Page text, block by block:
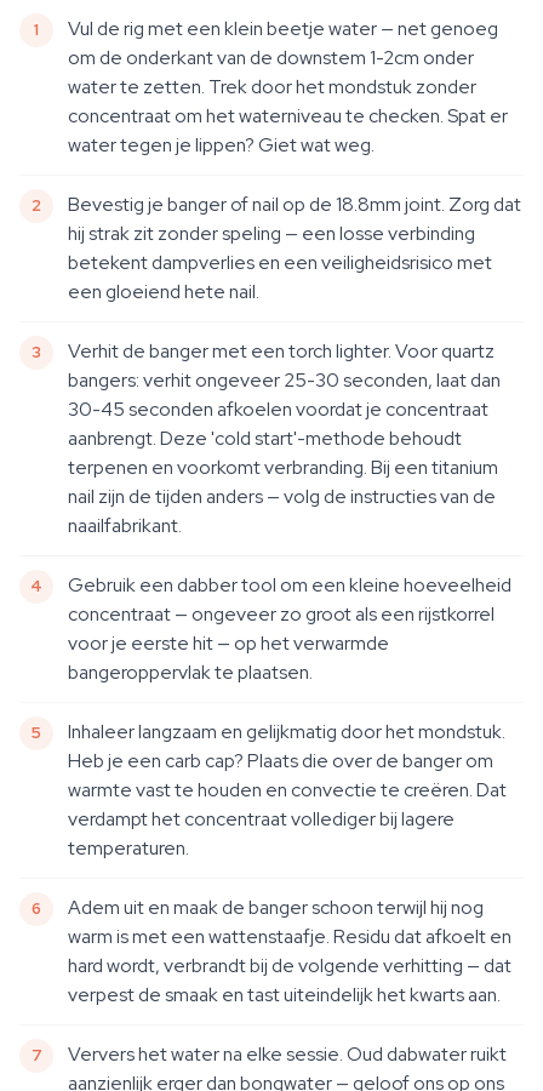
Vul de rig met een klein beetje water — net genoeg
om de onderkant van de downstem 1-2cm onder
water te zetten. Trek door het mondstuk zonder
concentraat om het waterniveau te checken. Spat er
water tegen je lippen? Giet wat weg.
Bevestig je banger of nail op de 18.8mm joint. Zorg dat
hij strak zit zonder speling — een losse verbinding
betekent dampverlies en een veiligheidsrisico met
een gloeiend hete nail.
Verhit de banger met een torch lighter. Voor quartz
bangers: verhit ongeveer 25-30 seconden, laat dan
30-45 seconden afkoelen voordat je concentraat
aanbrengt. Deze 'cold start'-methode behoudt
terpenen en voorkomt verbranding. Bij een titanium
nail zijn de tijden anders — volg de instructies van de
naailfabrikant.
Gebruik een dabber tool om een kleine hoeveelheid
concentraat — ongeveer zo groot als een rijstkorrel
voor je eerste hit — op het verwarmde
bangeroppervlak te plaatsen.
Inhaleer langzaam en gelijkmatig door het mondstuk.
Heb je een carb cap? Plaats die over de banger om
warmte vast te houden en convectie te creëren. Dat
verdampt het concentraat vollediger bij lagere
temperaturen.
Adem uit en maak de banger schoon terwijl hij nog
warm is met een wattenstaafje. Residu dat afkoelt en
hard wordt, verbrandt bij de volgende verhitting — dat
verpest de smaak en tast uiteindelijk het kwarts aan.
Ververs het water na elke sessie. Oud dabwater ruikt
aanzienlijk erger dan bongwater — geloof ons op ons